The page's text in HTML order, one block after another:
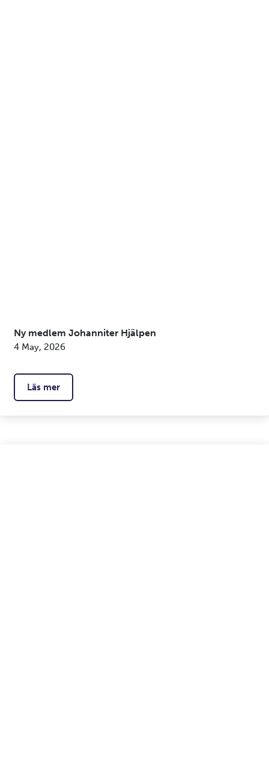
Ny medlem Johanniter Hjälpen
4 May, 2026
Läs mer